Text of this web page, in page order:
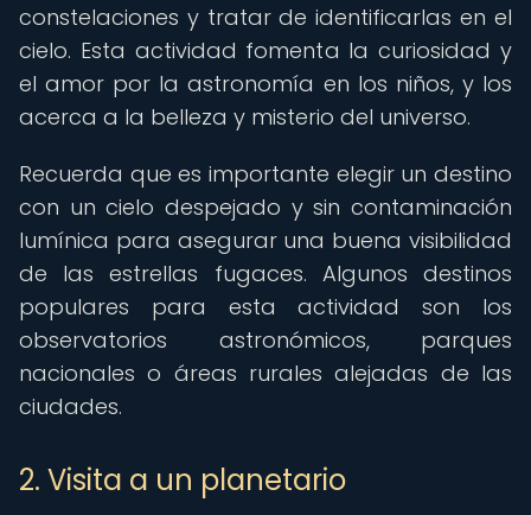
constelaciones y tratar de identificarlas en el
cielo. Esta actividad fomenta la curiosidad y
el amor por la astronomía en los niños, y los
acerca a la belleza y misterio del universo.
Recuerda que es importante elegir un destino
con un cielo despejado y sin contaminación
lumínica para asegurar una buena visibilidad
de las estrellas fugaces. Algunos destinos
populares para esta actividad son los
observatorios astronómicos, parques
nacionales o áreas rurales alejadas de las
ciudades.
2. Visita a un planetario